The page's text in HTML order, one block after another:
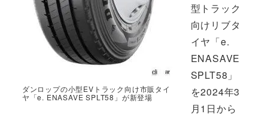
ダンロップの小型EVトラック向け市販タイ
ヤ「e. ENASAVE SPLT58」が新登場
型トラック
向けリブタ
イヤ「e.
ENASAVE
SPLT58」
を2024年3
月1日から